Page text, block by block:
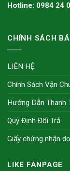
Hotline: 0984 24
CHÍNH SÁCH
LIÊN HỆ
Chính Sách Vận
Hướng Dẫn Thanh
Quy Định Đổi Trả
Giấy chứng nhận
LIKE FANPAGE